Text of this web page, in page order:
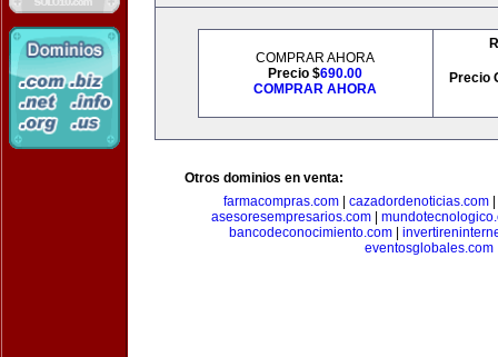
COMPRAR AHORA
Precio $690.00
COMPRAR AHORA
Precio
Otros dominios en venta:
farmacompras.com
cazadordenoticias.com
asesoresempresarios.com
bancodeconocimiento.com
eventosglobales.com